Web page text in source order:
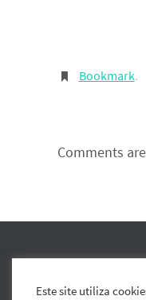
Bookmark.
Comments
Este site utiliza